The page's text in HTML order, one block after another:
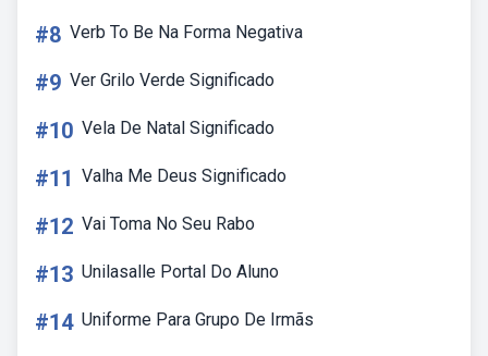
#8 Verb To Be Na Forma Negativa
#9 Ver Grilo Verde Significado
#10 Vela De Natal Significado
#11 Valha Me Deus Significado
#12 Vai Toma No Seu Rabo
#13 Unilasalle Portal Do Aluno
#14 Uniforme Para Grupo De Irmãs